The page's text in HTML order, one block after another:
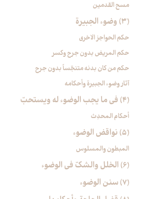
مسح القدمين
(3) وضوء الجبيرة
حكم الحواجز الاخرى
حكم المريض بدون جرح وكسر
حكم من كان بدنه متنجّساً بدون جرح
آثار وضوء الجبيرة وأحكامه
(4) في ما يجب الوضوء له ويستحبّ‏
أحكام المحدِث
(5) نواقض الوضوء
المبطون والمسلوس
(6) الخلل والشكّ في الوضوء
(7) سنن الوضوء